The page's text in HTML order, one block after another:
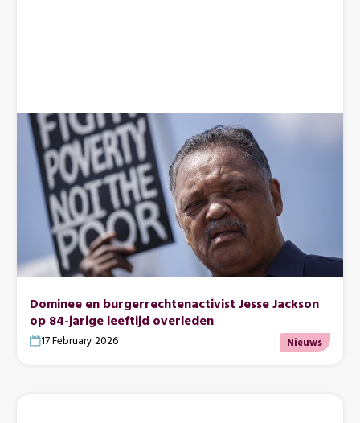
Dominee en burgerrechtenactivist Jesse Jackson
op 84-jarige leeftijd overleden
17 February 2026 Nieuws